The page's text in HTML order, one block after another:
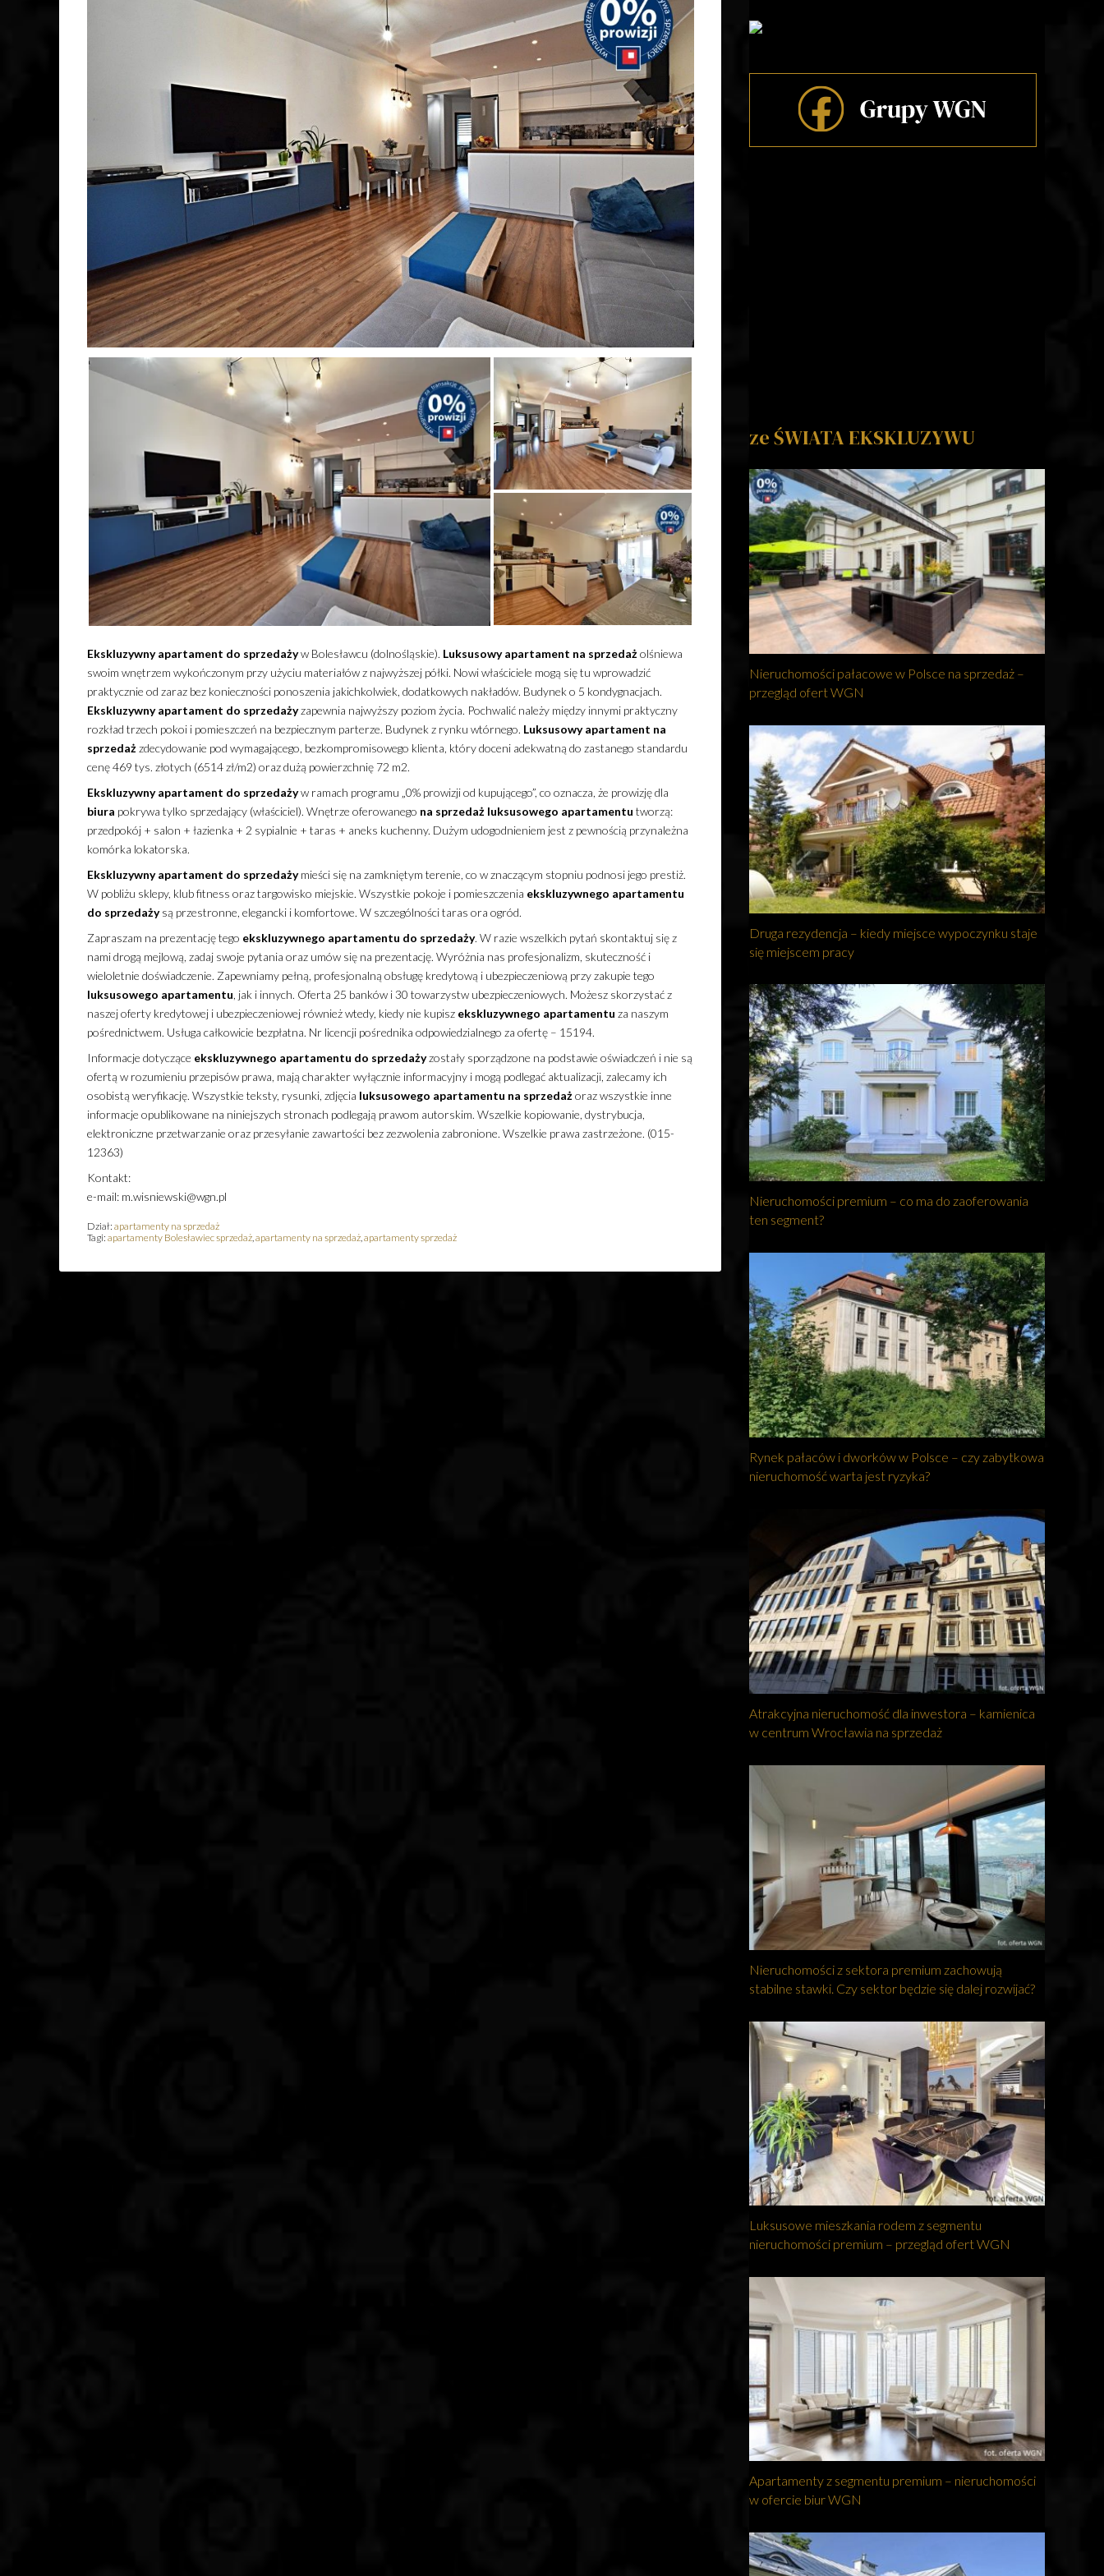
Ekskluzywny apartament do sprzedażyw Bolesławcu (dolnośląskie). Luksusowy apartament na sprzedażolśniewa
swoim wnętrzem wykończonym przy użyciu materiałów z najwyższej półki. Nowi właściciele mogą się tu wprowadzić
praktycznie od zaraz bez konieczności ponoszenia jakichkolwiek, dodatkowych nakładów. Budynek o 5 kondygnacjach.
Ekskluzywny apartament do sprzedażyzapewnia najwyższy poziom życia. Pochwalić należy między innymi praktyczny
rozkład trzech pokoi i pomieszczeń na bezpiecznym parterze. Budynek z rynku wtórnego. Luksusowy apartament na
sprzedażzdecydowanie pod wymagającego, bezkompromisowego klienta, który doceni adekwatną do zastanego standardu
cenę 469 tys. złotych (6514 zł/m2) oraz dużą powierzchnię 72 m2.
Ekskluzywny apartament do sprzedażyw ramach programu „0% prowizji od kupującego”, co oznacza, że prowizję dla
biura pokrywa tylko sprzedający (właściciel). Wnętrze oferowanego na sprzedaż luksusowego apartamentu tworzą:
przedpokój + salon + łazienka + 2 sypialnie + taras + aneks kuchenny. Dużym udogodnieniem jest z pewnością przynależna
komórka lokatorska.
Ekskluzywny apartament do sprzedażymieści się na zamkniętym terenie, co w znaczącym stopniu podnosi jego prestiż.
W pobliżu sklepy, klub fitness oraz targowisko miejskie. Wszystkie pokoje i pomieszczenia ekskluzywnego apartamentu
do sprzedażysą przestronne, elegancki i komfortowe. W szczególności taras ora ogród.
Zapraszam na prezentację tego ekskluzywnego apartamentu do sprzedaży. W razie wszelkich pytań skontaktuj się z
nami drogą mejlową, zadaj swoje pytania oraz umów się na prezentację. Wyróżnia nas profesjonalizm, skuteczność i
wieloletnie doświadczenie. Zapewniamy pełną, profesjonalną obsługę kredytową i ubezpieczeniową przy zakupie tego
luksusowego apartamentu, jak i innych. Oferta 25 banków i 30 towarzystw ubezpieczeniowych. Możesz skorzystać z
naszej oferty kredytowej i ubezpieczeniowej również wtedy, kiedy nie kupisz ekskluzywnego apartamentu za naszym
pośrednictwem. Usługa całkowicie bezpłatna. Nr licencji pośrednika odpowiedzialnego za ofertę – 15194.
Informacje dotyczące ekskluzywnego apartamentu do sprzedażyzostały sporządzone na podstawie oświadczeń i nie są
ofertą w rozumieniu przepisów prawa, mają charakter wyłącznie informacyjny i mogą podlegać aktualizacji, zalecamy ich
osobistą weryfikację. Wszystkie teksty, rysunki, zdjęcia luksusowego apartamentu na sprzedażoraz wszystkie inne
informacje opublikowane na niniejszych stronach podlegają prawom autorskim. Wszelkie kopiowanie, dystrybucja,
elektroniczne przetwarzanie oraz przesyłanie zawartości bez zezwolenia zabronione. Wszelkie prawa zastrzeżone. (015-
12363)
Kontakt:
e-mail: m.wisniewski@wgn.pl
Dział: apartamenty na sprzedaż
Tagi: apartamenty Bolesławiec sprzedaż,apartamenty na sprzedaż,apartamenty sprzedaż
ze ŚWIATA EKSKLUZYWU
Nieruchomości pałacowe w Polsce na sprzedaż –
przegląd ofert WGN
Druga rezydencja – kiedy miejsce wypoczynku staje
się miejscem pracy
Nieruchomości premium – co ma do zaoferowania
ten segment?
Rynek pałaców i dworków w Polsce – czy zabytkowa
nieruchomość warta jest ryzyka?
Atrakcyjna nieruchomość dla inwestora – kamienica
w centrum Wrocławia na sprzedaż
Nieruchomości z sektora premium zachowują
stabilne stawki. Czy sektor będzie się dalej rozwijać?
Luksusowe mieszkania rodem z segmentu
nieruchomości premium – przegląd ofert WGN
Apartamenty z segmentu premium – nieruchomości
w ofercie biur WGN